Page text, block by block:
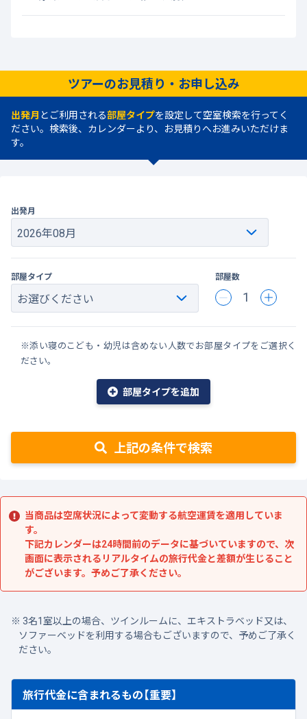
ツアーのお見積り・お申し込み
出発月 とご利用される部屋タイプを設定して空室検索を行ってく
ださい。検索後、カレンダーより、お見積りへお進みいただけま
す。
出発月
部屋タイプ 部屋数
1
※添い寝のこども・幼児は含めない人数でお部屋タイプをご選択く
ださい。
部屋タイプを追加
上記の条件で検索
当商品は空席状況によって変動する航空運賃を適用していま
す。
下記カレンダーは24時間前のデータに基づいていますので、次
画面に表示されるリアルタイムの旅行代金と差額が生じること
がございます。予めご了承ください。
3名1室以上の場合、ツインルームに、エキストラベッド又は、
ソファーベッドを利用する場合もございますので、予めご了承く
ださい。
旅行代金に含まれるもの【重要】